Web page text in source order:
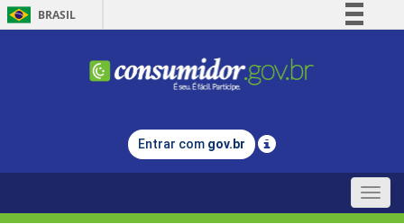
BRASIL
Comunica BR
Legislação
Entrar com gov.br
Toggle